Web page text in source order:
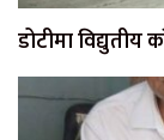
डोटीमा